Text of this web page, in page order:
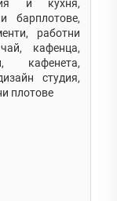
и кухня,
барплотове,
работни
кафенца,
кафенета,
студия,
плотове